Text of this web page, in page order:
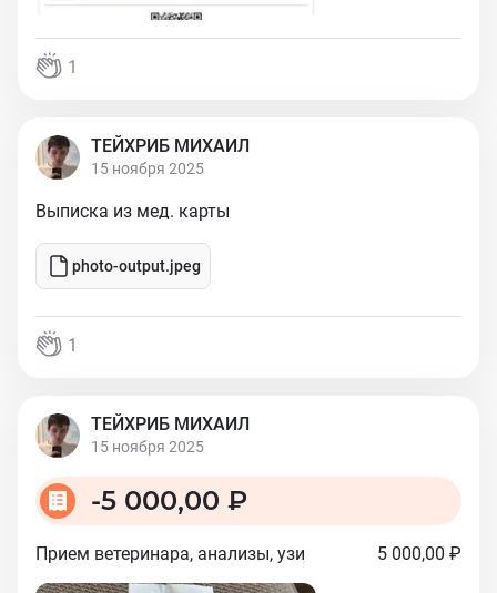
1
ТЕЙХРИБ МИХАИЛ
15 ноября 2025
Выписка из мед. карты
photo-output.jpeg
1
ТЕЙХРИБ МИХАИЛ
15 ноября 2025
-5 000,00 ₽
Прием ветеринара, анализы, узи 5 000,00 ₽